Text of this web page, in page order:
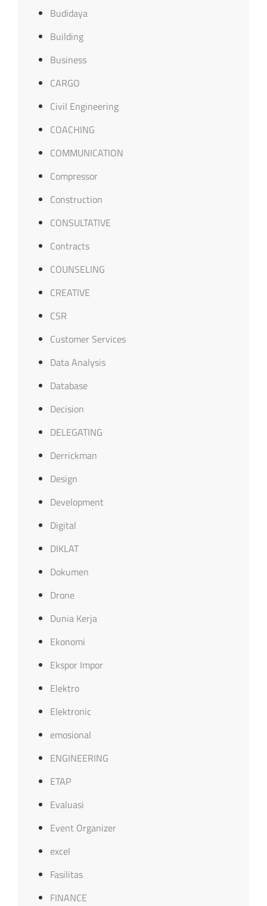
Budidaya
Building
Business
CARGO
Civil Engineering
COACHING
COMMUNICATION
Compressor
Construction
CONSULTATIVE
Contracts
COUNSELING
CREATIVE
CSR
Customer Services
Data Analysis
Database
Decision
DELEGATING
Derrickman
Design
Development
Digital
DIKLAT
Dokumen
Drone
Dunia Kerja
Ekonomi
Ekspor Impor
Elektro
Elektronic
emosional
ENGINEERING
ETAP
Evaluasi
Event Organizer
excel
Fasilitas
FINANCE